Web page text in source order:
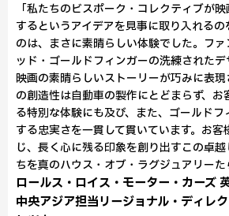
「私たちのビスポーク・コレクティブが
するというアイデアを見事に取り入れる
のは、まさに素晴らしい体験でした。フ
ッド・ゴールドフィンガーの洗練された
映画の素晴らしいストーリーが巧みに表
の創造性は自動車の製作にとどまらず、
る特別な体験にも及び、また、ゴールド
する忠実さを一貫して貫いています。お
じ、長く心に残る印象を創り出すこの卓
ちを真のハウス・オブ・ラグジュアリーた
ロールス・ロイス・モーター・カーズ
中央アジア担当リージョナル・ディレ